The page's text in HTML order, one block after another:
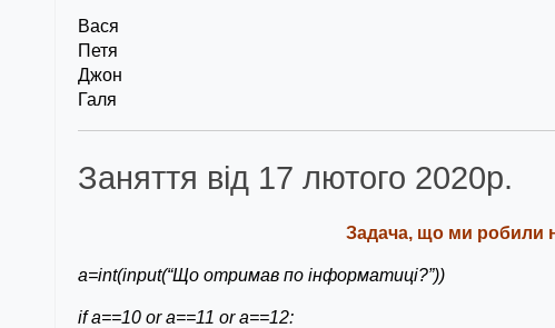
Вася
Петя
Джон
Галя
Заняття від 17 лютого 2020р.
Задача, що ми робили
a=int(input(“Що отримав по інформатиці?”))
if a==10 or a==11 or a==12: